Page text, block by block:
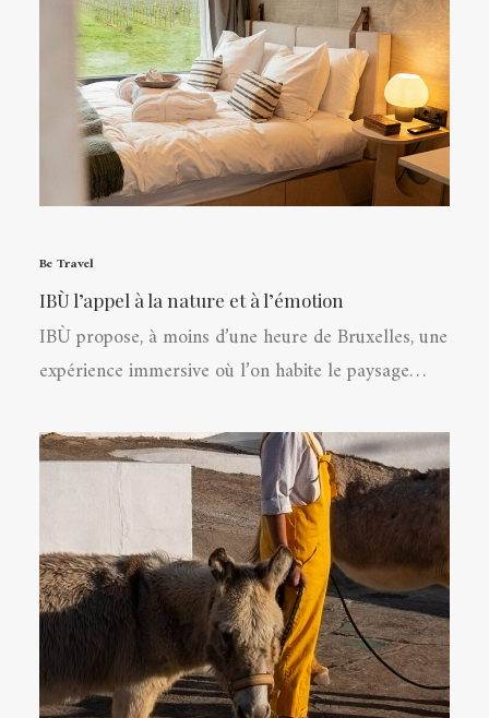
Be Travel
IBÙ l’appel à la nature et à l’émotion
IBÙ propose, à moins d’une heure de Bruxelles, une
expérience immersive où l’on habite le paysage…